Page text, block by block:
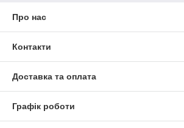
Про нас
Контакти
Доставка та оплата
Графік роботи